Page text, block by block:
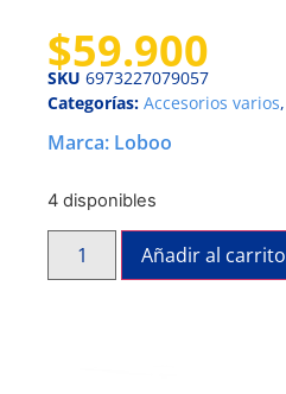
$59.900
SKU 6973227079057
Categorías: Accesorios varios,
Marca: Loboo
4 disponibles
Añadir al carrito